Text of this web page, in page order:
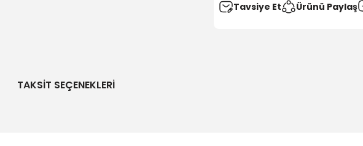
Tavsiye Et Ürünü Paylaş
TAKSIT SEÇENEKLERI